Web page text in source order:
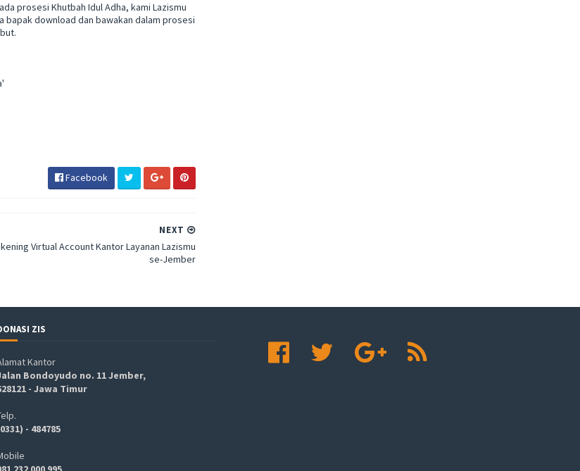
prosesi Khutbah Idul Adha, kami Lazismu
bapak download dan bawakan dalam prosesi
Facebook
NEXT
Virtual Account Kantor Layanan Lazismu
se-Jember
ZIS
Kantor
Bondoyudo no. 11 Jember,
- Jawa Timur
- 484785